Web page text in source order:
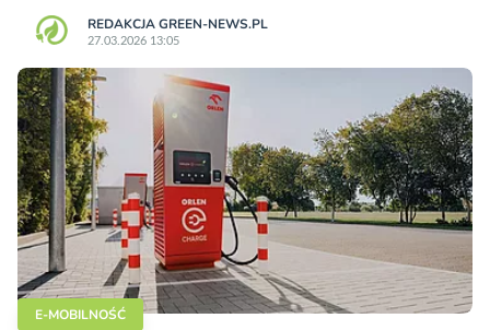
REDAKCJA GREEN-NEWS.PL
27.03.2026 13:05
E-MOBILNOŚĆ